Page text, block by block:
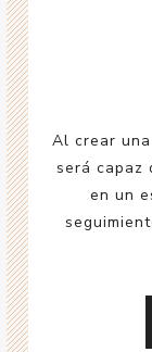
Al crear
será capaz
en un